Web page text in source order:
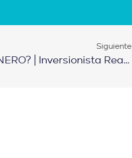
Siguiente
E308 – ¿DE DÓNDE SACO MI DINERO? | Inversionista Reacciona A Luisito Comunica